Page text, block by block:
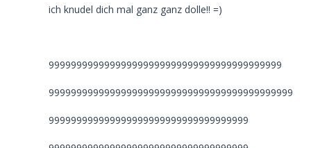
ich knudel dich mal ganz ganz dolle!! =)
999999999999999999999999999999999999999999
99999999999999999999999999999999999999999999
999999999999999999999999999999999999